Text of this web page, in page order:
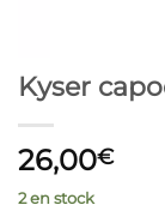
Kyser
26,00€
2 en stock